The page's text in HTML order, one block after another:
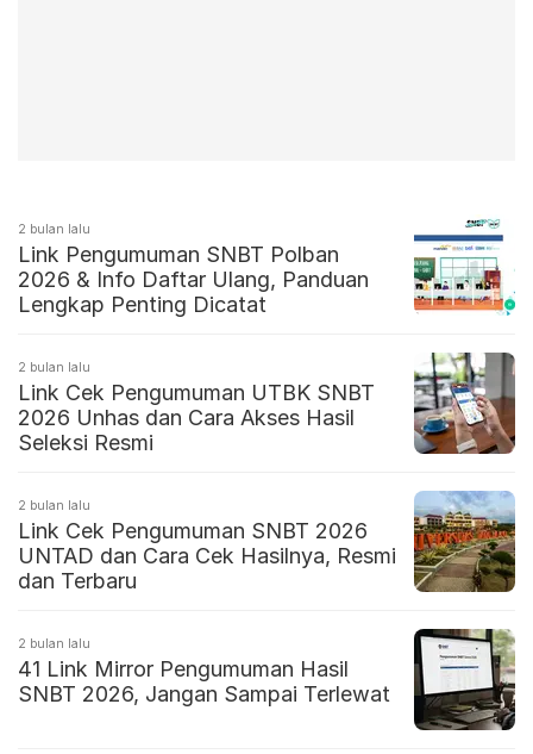
2 bulan lalu
Link Pengumuman SNBT Polban
2026 & Info Daftar Ulang, Panduan
Lengkap Penting Dicatat
2 bulan lalu
Link Cek Pengumuman UTBK SNBT
2026 Unhas dan Cara Akses Hasil
Seleksi Resmi
2 bulan lalu
Link Cek Pengumuman SNBT 2026
UNTAD dan Cara Cek Hasilnya, Resmi
dan Terbaru
2 bulan lalu
41 Link Mirror Pengumuman Hasil
SNBT 2026, Jangan Sampai Terlewat